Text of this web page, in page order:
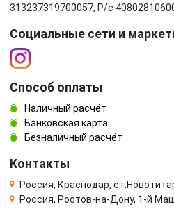
313237319700057, Р/c
Социальные сети и
Способ оплаты
Наличный расчёт
Банковская карта
Безналичный расчёт
Контакты
Россия, Краснодар,
Россия, Ростов-на-Дону, 1-й